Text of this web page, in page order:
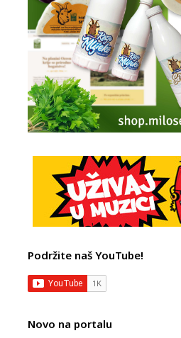
Podržite naš YouTube!
Novo na portalu